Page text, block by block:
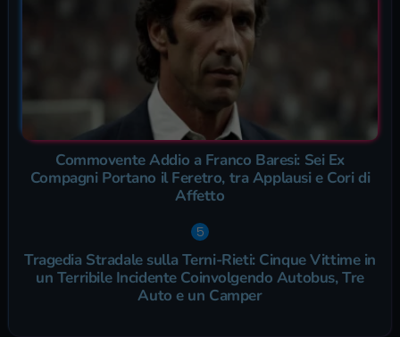
Commovente Addio a Franco Baresi: Sei Ex
Compagni Portano il Feretro, tra Applausi e Cori di
Affetto
Tragedia Stradale sulla Terni-Rieti: Cinque Vittime in
un Terribile Incidente Coinvolgendo Autobus, Tre
Auto e un Camper